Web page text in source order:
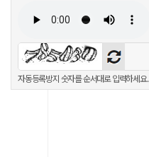
자동등록방지 숫자를 순서대로 입력하세요.